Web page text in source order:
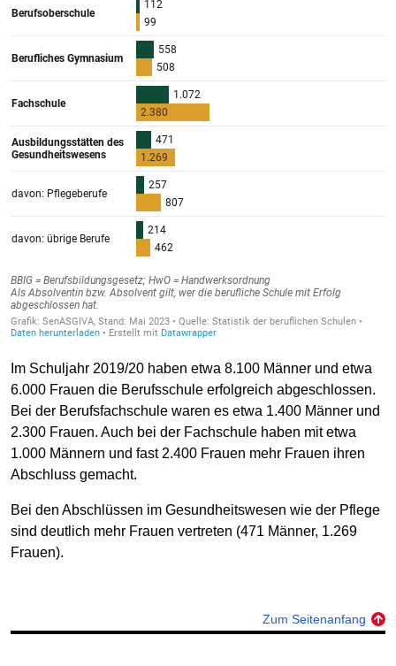
Im Schuljahr 2019/20 haben etwa 8.100 Männer und etwa
6.000 Frauen die Berufsschule erfolgreich abgeschlossen.
Bei der Berufsfachschule waren es etwa 1.400 Männer und
2.300 Frauen. Auch bei der Fachschule haben mit etwa
1.000 Männern und fast 2.400 Frauen mehr Frauen ihren
Abschluss gemacht.
Bei den Abschlüssen im Gesundheitswesen wie der Pflege
sind deutlich mehr Frauen vertreten (471 Männer, 1.269
Frauen).
Zum Seitenanfang